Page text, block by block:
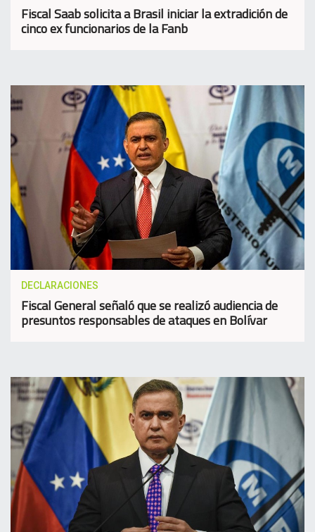
Fiscal Saab solicita a Brasil iniciar la extradición de
cinco ex funcionarios de la Fanb
DECLARACIONES
Fiscal General señaló que se realizó audiencia de
presuntos responsables de ataques en Bolívar